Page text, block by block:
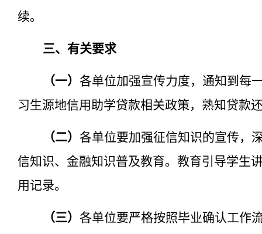
续。
三、有关要求
（一） 各单位加强宣传力度，通知到 每
习生源地信用助学贷款相关政策，熟知贷款
（二） 各单位要加强征信知识的宣传，
信知识、金融知识普及教育。教育引导学生
用记录。
（三） 各单位要严格按照毕业确认工作